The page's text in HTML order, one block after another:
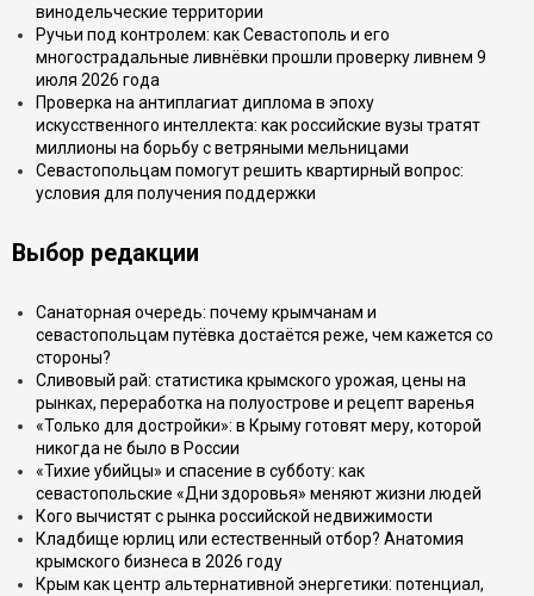
винодельческие территории
Ручьи под контролем: как Севастополь и его
многострадальные ливнёвки прошли проверку ливнем 9
июля 2026 года
Проверка на антиплагиат диплома в эпоху
искусственного интеллекта: как российские вузы тратят
миллионы на борьбу с ветряными мельницами
Севастопольцам помогут решить квартирный вопрос:
условия для получения поддержки
Выбор редакции
Санаторная очередь: почему крымчанам и
севастопольцам путёвка достаётся реже, чем кажется со
стороны?
Сливовый рай: статистика крымского урожая, цены на
рынках, переработка на полуострове и рецепт варенья
«Только для достройки»: в Крыму готовят меру, которой
никогда не было в России
«Тихие убийцы» и спасение в субботу: как
севастопольские «Дни здоровья» меняют жизни людей
Кого вычистят с рынка российской недвижимости
Кладбище юрлиц или естественный отбор? Анатомия
крымского бизнеса в 2026 году
Крым как центр альтернативной энергетики: потенциал,